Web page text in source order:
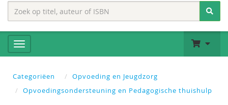
Categoriëen
Opvoeding en Jeugdzorg
Opvoedingsondersteuning en Pedagogische thuishulp